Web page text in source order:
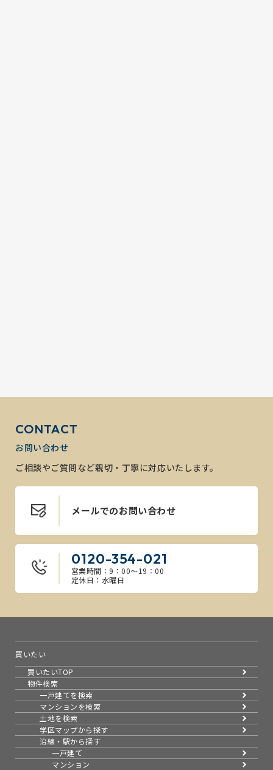
CONTACT
お問い合わせ
ご相談やご質問など親切・丁寧に対応いたします。
メールでのお問い合わせ
0120-354-021
営業時間：9：00～19：00
定休日：水曜日
買いたい
買いたいTOP
物件検索
一戸建てを検索
マンションを検索
土地を検索
学区マップから探す
沿線・駅から探す
一戸建て
マンション